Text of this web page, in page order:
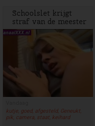
Schoolslet krijgt
straf van de meester
kutje, goed, afgesteld, Geneukt,
pik, camera, staat, keihard